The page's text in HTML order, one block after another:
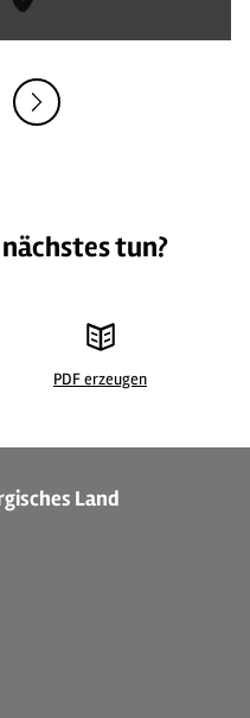
tun?
PDF erzeugen
Land